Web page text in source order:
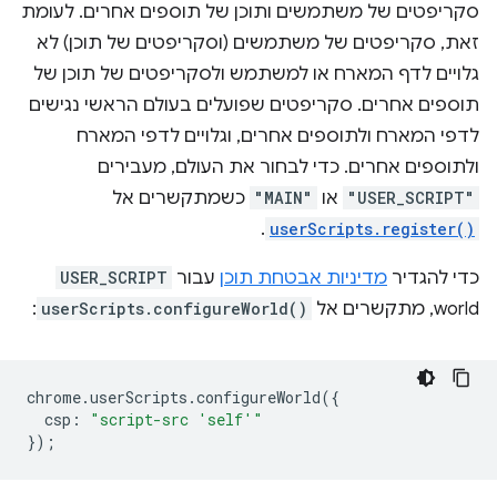
סקריפטים של משתמשים ותוכן של תוספים אחרים. לעומת
זאת, סקריפטים של משתמשים (וסקריפטים של תוכן) לא
גלויים לדף המארח או למשתמש ולסקריפטים של תוכן של
תוספים אחרים. סקריפטים שפועלים בעולם הראשי נגישים
לדפי המארח ולתוספים אחרים, וגלויים לדפי המארח
ולתוספים אחרים. כדי לבחור את העולם, מעבירים
"USER_SCRIPT" או "MAIN" כשמתקשרים אל
userScripts.register()
.
כדי להגדיר מדיניות אבטחת תוכן עבור USER_SCRIPT
world, מתקשרים אל userScripts.configureWorld()
:
chrome.userScripts .configureWorld({
csp :
"script-src 'self'"
});